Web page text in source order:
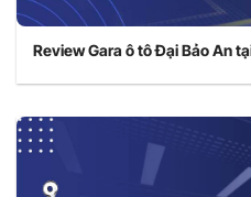
Review Gara ô tô Đại Bảo An